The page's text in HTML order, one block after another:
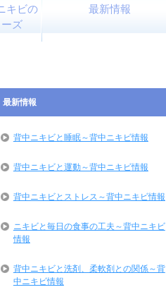
キビの
ズ
最新情報
最新情報
背中ニキビと睡眠～背中ニキビ情報
背中ニキビと運動～背中ニキビ情報
背中ニキビとストレス～背中ニキビ情報
ニキビと毎日の食事の工夫～背中ニキビ
情報
背中ニキビと洗剤、柔軟剤との関係～背
中ニキビ情報